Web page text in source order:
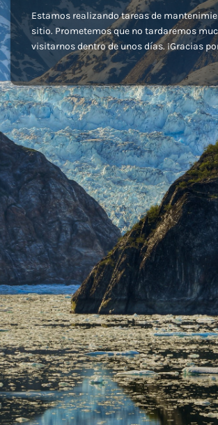
Estamos realizando tareas de
sitio. Prometemos que no tardaremos
visitarnos dentro de unos días. ¡Gracias